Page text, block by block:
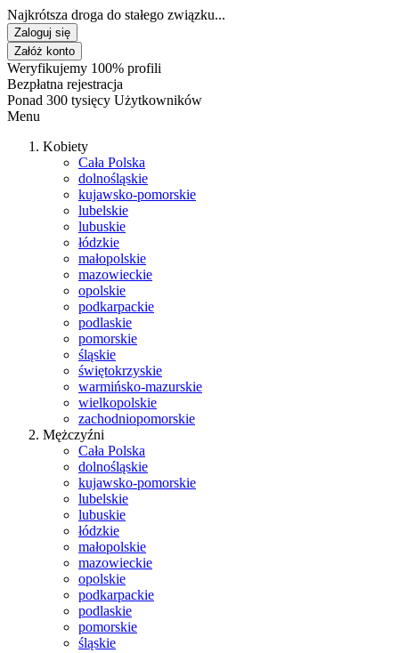
Najkrótsza droga do stałego związku...
Zaloguj się
Załóż konto
Weryfikujemy 100% profili
Bezpłatna rejestracja
Ponad 300 tysięcy Użytkowników
Menu
Kobiety
Cała Polska
dolnośląskie
kujawsko-pomorskie
lubelskie
lubuskie
łódzkie
małopolskie
mazowieckie
opolskie
podkarpackie
podlaskie
pomorskie
śląskie
świętokrzyskie
warmińsko-mazurskie
wielkopolskie
zachodniopomorskie
Mężczyźni
Cała Polska
dolnośląskie
kujawsko-pomorskie
lubelskie
lubuskie
łódzkie
małopolskie
mazowieckie
opolskie
podkarpackie
podlaskie
pomorskie
śląskie